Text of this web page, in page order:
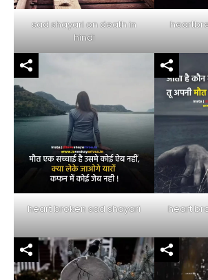
sad shayari on death in
hindi
heart broken sad shayari
heart